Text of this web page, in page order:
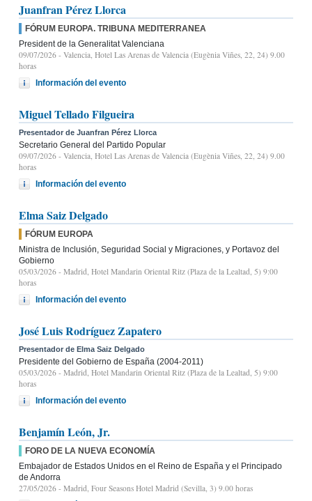
Juanfran Pérez Llorca
FÓRUM EUROPA. TRIBUNA MEDITERRANEA
President de la Generalitat Valenciana
09/07/2026 - Valencia, Hotel Las Arenas de Valencia (Eugènia Viñes, 22, 24) 9.00
horas
Información del evento
Miguel Tellado Filgueira
Presentador de Juanfran Pérez Llorca
Secretario General del Partido Popular
09/07/2026 - Valencia, Hotel Las Arenas de Valencia (Eugènia Viñes, 22, 24) 9.00
horas
Información del evento
Elma Saiz Delgado
FÓRUM EUROPA
Ministra de Inclusión, Seguridad Social y Migraciones, y Portavoz del
Gobierno
05/03/2026 - Madrid, Hotel Mandarin Oriental Ritz (Plaza de la Lealtad, 5) 9:00
horas
Información del evento
José Luis Rodríguez Zapatero
Presentador de Elma Saiz Delgado
Presidente del Gobierno de España (2004-2011)
05/03/2026 - Madrid, Hotel Mandarin Oriental Ritz (Plaza de la Lealtad, 5) 9:00
horas
Información del evento
Benjamín León, Jr.
FORO DE LA NUEVA ECONOMÍA
Embajador de Estados Unidos en el Reino de España y el Principado
de Andorra
27/05/2026 - Madrid, Four Seasons Hotel Madrid (Sevilla, 3) 9.00 horas